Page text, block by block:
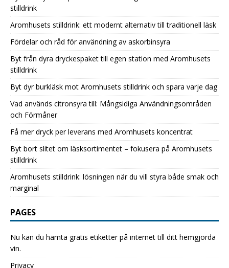
stilldrink
Aromhusets stilldrink: ett modernt alternativ till traditionell läsk
Fördelar och råd för användning av askorbinsyra
Byt från dyra dryckespaket till egen station med Aromhusets
stilldrink
Byt dyr burkläsk mot Aromhusets stilldrink och spara varje dag
Vad används citronsyra till: Mångsidiga Användningsområden
och Förmåner
Få mer dryck per leverans med Aromhusets koncentrat
Byt bort slitet om läsksortimentet – fokusera på Aromhusets
stilldrink
Aromhusets stilldrink: lösningen när du vill styra både smak och
marginal
PAGES
Nu kan du hämta gratis etiketter på internet till ditt hemgjorda
vin.
Privacy